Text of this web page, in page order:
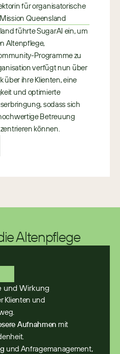
für organisatorische
Queensland
führte SugarAI ein, um
Altenpflege,
Programme zu
verfügt nun über
über ihre Klienten, eine
und optimierte
sodass sich
Betreuung
können.
Altenpflege
und Wirkung
Klienten und
Aufnahmen mit
und Anfragemanagement,